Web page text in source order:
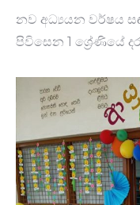
නව අධ්‍යයන වර්ෂය
පිවිසෙන 1 ශ්‍රේණියේ